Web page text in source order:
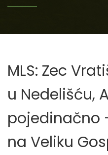
MLS: Zec
u Nedelišću,
pojedinačno
na Veliku